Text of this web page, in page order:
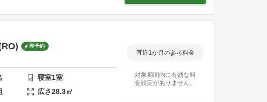
即予約
寝室1室
広さ28.3㎡
直近1か月の参考料金
対象期間内に有効な料
金設定がありません。